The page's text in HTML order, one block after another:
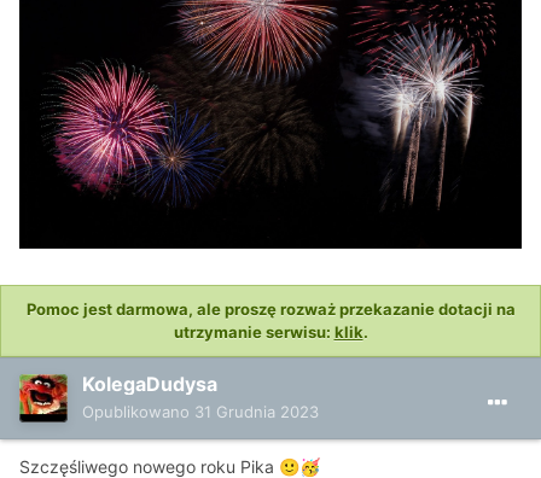
Pomoc jest darmowa, ale proszę rozważ przekazanie dotacji na
utrzymanie serwisu: klik.
KolegaDudysa
Opublikowano 31 Grudnia 2023
Szczęśliwego nowego roku Pika 🙂🥳